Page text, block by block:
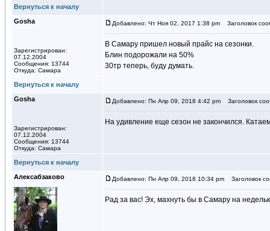
Вернуться к началу
Gosha
Зарегистрирован:
07.12.2004
Сообщения: 13744
Откуда: Самара
Добавлено: Чт Ноя 02, 2017 1:38 pm Заголовок
В Самару пришел новый прайс на сезонки.
Блин подорожали на 50%
30тр теперь, буду думать.
Вернуться к началу
Gosha
Зарегистрирован:
07.12.2004
Сообщения: 13744
Откуда: Самара
Добавлено: Пн Апр 09, 2018 4:42 pm Заголовок
На удивление еще сезон не закончился.
Вернуться к началу
Алексабзаково
Добавлено: Пн Апр 09, 2018 10:34 pm Заголовок
Рад за вас! Эх, махнуть бы в Самару на